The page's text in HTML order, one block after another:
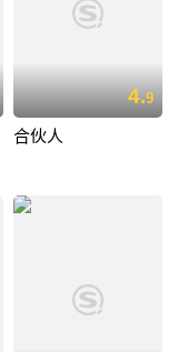
4.9
合伙人